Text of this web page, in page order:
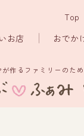
お店 おでか
Top
が作るファミリーのた